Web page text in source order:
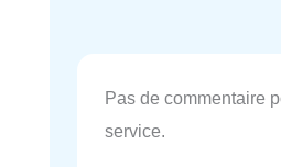
Pas de commentaire
service.